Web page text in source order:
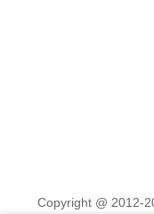
Copyright @ 2012-